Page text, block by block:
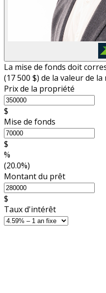
La mise de fonds doit
(17 500 $) de la valeur de la
Prix de la propriété
$
Mise de fonds
$
%
(20.0%)
Montant du prêt
$
Taux d'intérêt